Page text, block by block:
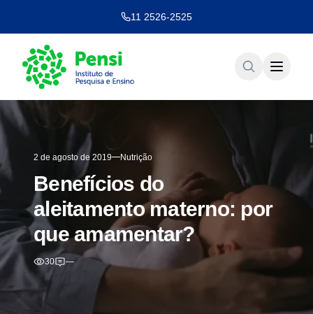
11 2526-2525
2 de agosto de 2019 Nutrição
Benefícios do
aleitamento materno: por
que amamentar?
30 —